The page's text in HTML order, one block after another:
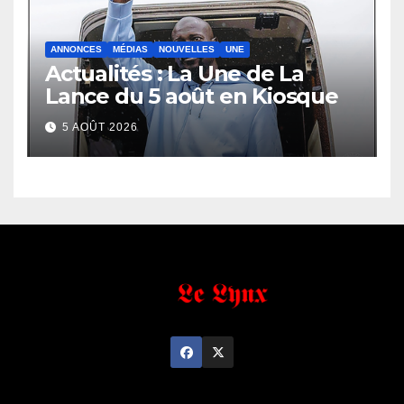
ANNONCES MÉDIAS NOUVELLES UNE
Actualités : La Une de La
Lance du 5 août en Kiosque
5 AOÛT 2026